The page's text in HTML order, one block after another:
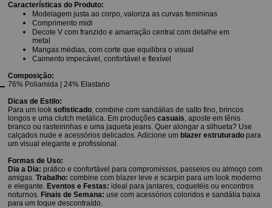
Características do Produto:
Modelagem justa ao corpo, valoriza as curvas femininas
Comprimento midi
Decote V com franzido e amarração central com detalhe em
metal
Mangas médias, com corte que equilibra o visual
Caimento impecável, confortável e flexível
Composição:
76% Poliamida | 24% Elastano
Dicas de Estilo:
Para um looksofisticado, combine com sandálias de salto fino, brincos
longos e uma clutch metálica. Em produçõescasuais, aposte em tênis
branco ou rasteirinhas e uma jaqueta jeans. Quer alongar a silhueta? Use
calçados nude e acessórios delicados. Adicione um blazer estruturado para
um visual elegante e profissional.
Formas de Uso:
Dia a Dia: prático e confortável para compromissos, passeios ou almoço com
amigas.Trabalho: combine com blazer leve e scarpin para um look moderno
e elegante. Eventos e Festas: ideal para jantares, coquetéis ou encontros
noturnos. Finais de Semana: use com acessórios coloridos e sandália baixa
para um toque descontraído.